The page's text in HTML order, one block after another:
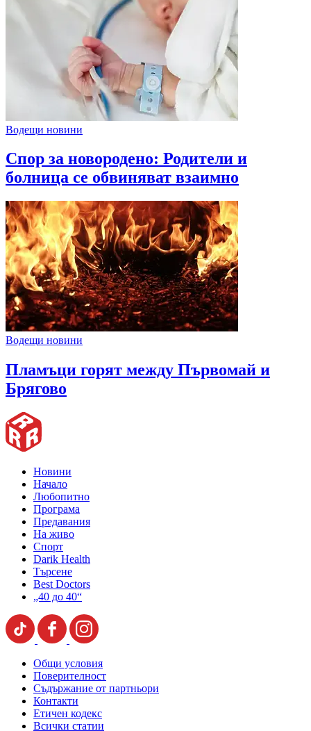
Водещи новини
Спор за новородено: Родители и
болница се обвиняват взаимно
Водещи новини
Пламъци горят между Първомай и
Брягово
Новини
Начало
Любопитно
Програма
Предавания
На живо
Спорт
Darik Health
Търсене
Best Doctors
„40 до 40“
Общи условия
Поверителност
Съдържание от партньори
Контакти
Етичен кодекс
Всички статии